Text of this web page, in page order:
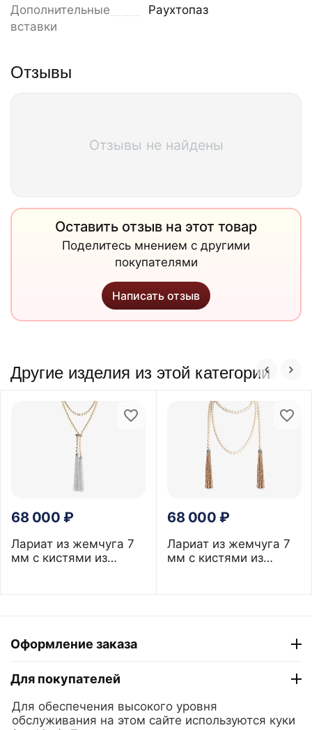
Дополнительные
вставки
Раухтопаз
Отзывы
Отзывы не найдены
Оставить отзыв на этот товар
Поделитесь мнением с другими
покупателями
Написать отзыв
Другие изделия из этой категории
68 000 ₽
Лариат из жемчуга 7
мм с кистями из
68 000 ₽
Лариат из жемчуга 7
мм с кистями из
Оформление заказа
Для покупателей
ТГ "Модный Сезон"
Для обеспечения высокого уровня
обслуживания на этом сайте используются куки